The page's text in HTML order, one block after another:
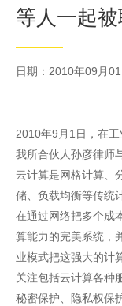
等人一起被
日期：2010年09月01
2010年9月1日，在
我所合伙人孙彦律师
云计算是网格计算、
储、负载均衡等传统
在通过网络把多个成
算能力的完美系统，
业模式把这强大的计
关注包括云计算各种
秘密保护、隐私权保